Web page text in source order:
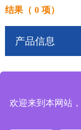
结果（ 0 项）
产品信息
欢迎来到本网站